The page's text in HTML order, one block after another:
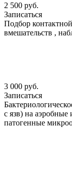
2 500 руб.
Записаться
Подбор
вмешательств ,
3 000 руб.
Записаться
с язв) на
патогенные